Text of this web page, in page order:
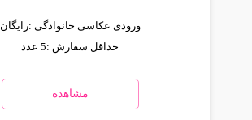
ورودی عکاسی خانوادگی :رایگان
حداقل سفارش :5 عدد
مشاهده